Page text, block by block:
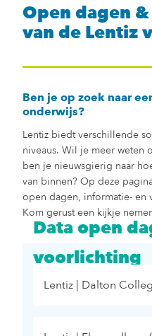
Open dagen
van de Lentiz
Ben je op zoek naar
onderwijs?
Lentiz biedt verschillende
niveaus. Wil je meer weten
ben je nieuwsgierig naar
van binnen? Op deze
open dagen, informatie- en
Kom gerust een kijkje
Data open
voorlichting
Lentiz | Dalton